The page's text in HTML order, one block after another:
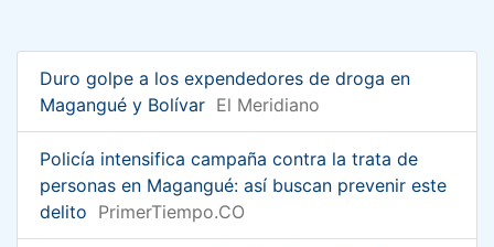
Duro golpe a los expendedores de droga en
Magangué y Bolívar El Meridiano
Policía intensifica campaña contra la trata de
personas en Magangué: así buscan prevenir este
delito PrimerTiempo.CO